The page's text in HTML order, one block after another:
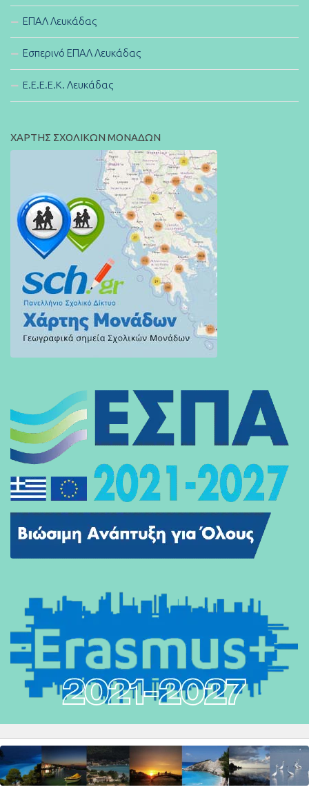
ΕΠΑΛ Λευκάδας
Εσπερινό ΕΠΑΛ Λευκάδας
E.E.E.E.K. Λευκάδας
ΧΑΡΤΗΣ ΣΧΟΛΙΚΩΝ ΜΟΝΑΔΩΝ